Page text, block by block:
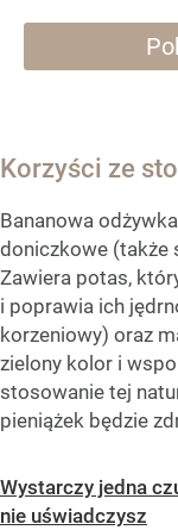
Korzyści ze
Bananowa
doniczkowe (także
Zawiera potas,
i poprawia ich
korzeniowy) oraz
zielony kolor i
stosowanie tej
pieniążek będzie
Wystarczy jedna
nie uświadczysz